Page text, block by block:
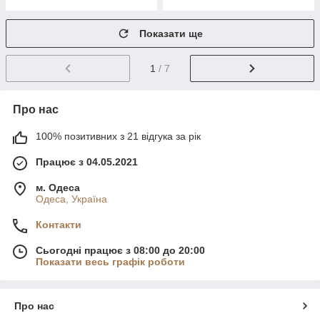
Показати ще
1 / 7
Про нас
100% позитивних з 21 відгука за рік
Працює з 04.05.2021
м. Одеса
Одеса, Україна
Контакти
Сьогодні працює з 08:00 до 20:00
Показати весь графік роботи
Про нас